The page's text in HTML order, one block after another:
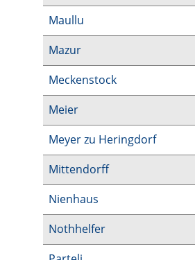
Maullu
Mazur
Meckenstock
Meier
Meyer zu Heringdorf
Mittendorff
Nienhaus
Nothhelfer